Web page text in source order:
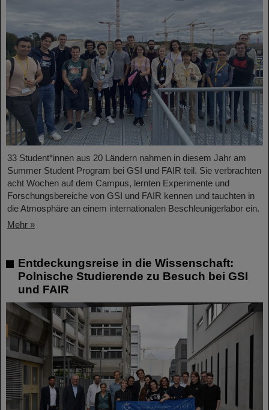
33 Student*innen aus 20 Ländern nahmen in diesem Jahr am
Summer Student Program bei GSI und FAIR teil. Sie verbrachten
acht Wochen auf dem Campus, lernten Experimente und
Forschungsbereiche von GSI und FAIR kennen und tauchten in
die Atmosphäre an einem internationalen Beschleunigerlabor ein.
Mehr »
Entdeckungsreise in die Wissenschaft:
Polnische Studierende zu Besuch bei GSI
und FAIR